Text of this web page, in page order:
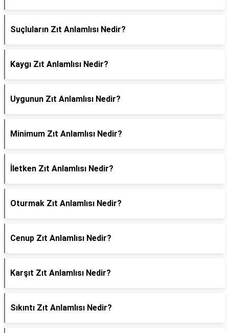
Suçluların Zıt Anlamlısı Nedir?
Kaygı Zıt Anlamlısı Nedir?
Uygunun Zıt Anlamlısı Nedir?
Minimum Zıt Anlamlısı Nedir?
İletken Zıt Anlamlısı Nedir?
Oturmak Zıt Anlamlısı Nedir?
Cenup Zıt Anlamlısı Nedir?
Karşıt Zıt Anlamlısı Nedir?
Sıkıntı Zıt Anlamlısı Nedir?